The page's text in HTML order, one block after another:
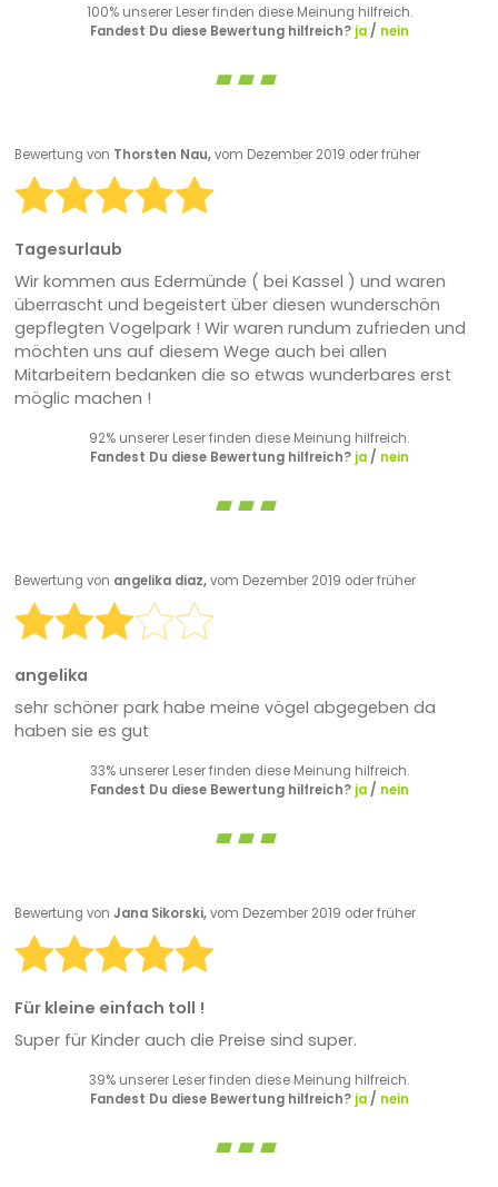
100% unserer Leser finden diese Meinung hilfreich.
Fandest Du diese Bewertung hilfreich? ja/ nein
Bewertung von Thorsten Nau,vom Dezember 2019 oder früher
Tagesurlaub
Wir kommen aus Edermünde ( bei Kassel ) und waren
überrascht und begeistert über diesen wunderschön
gepflegten Vogelpark ! Wir waren rundum zufrieden und
möchten uns auf diesem Wege auch bei allen
Mitarbeitern bedanken die so etwas wunderbares erst
möglic machen !
92% unserer Leser finden diese Meinung hilfreich.
Fandest Du diese Bewertung hilfreich? ja/ nein
Bewertung von angelika diaz,vom Dezember 2019 oder früher
angelika
sehr schöner park habe meine vögel abgegeben da
haben sie es gut
33% unserer Leser finden diese Meinung hilfreich.
Fandest Du diese Bewertung hilfreich? ja/ nein
Bewertung von Jana Sikorski,vom Dezember 2019 oder früher
Für kleine einfach toll !
Super für Kinder auch die Preise sind super.
39% unserer Leser finden diese Meinung hilfreich.
Fandest Du diese Bewertung hilfreich? ja/ nein